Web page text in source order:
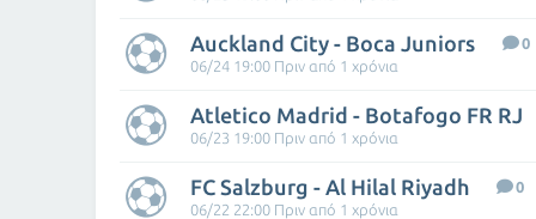
Auckland City - Boca Juniors
0
06/24 19:00 Πριν από 1 χρόνια
Atletico Madrid - Botafogo FR RJ
06/23 19:00 Πριν από 1 χρόνια
FC Salzburg - Al Hilal Riyadh
0
06/22 22:00 Πριν από 1 χρόνια